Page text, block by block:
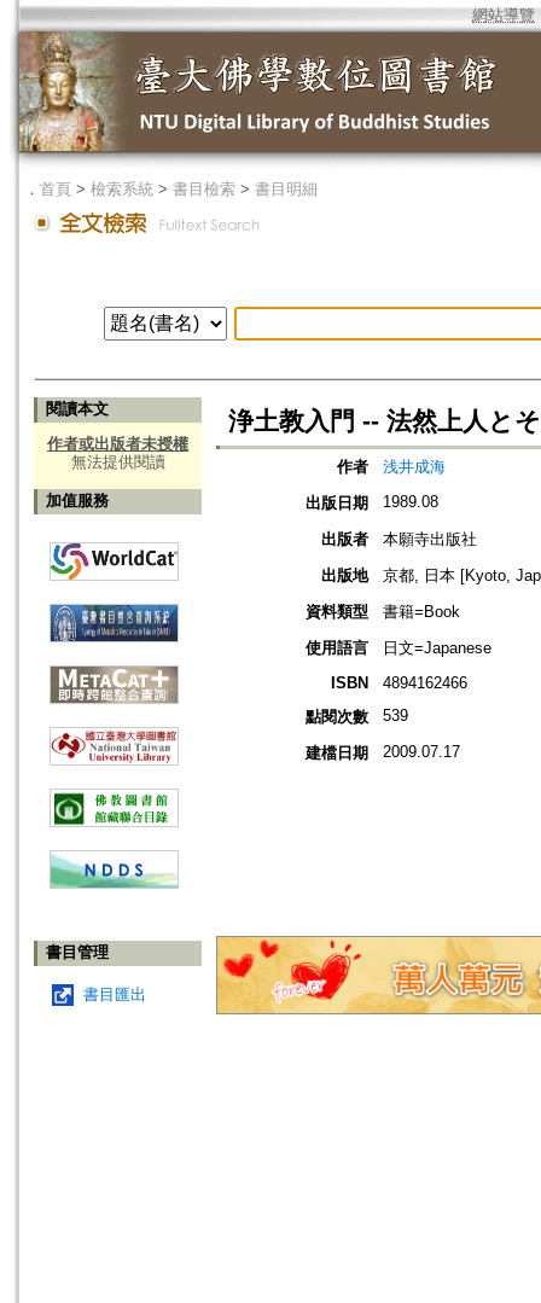
網站導覽
． 首頁 > 檢索系統 > 書目檢索 > 書目明細
閱讀本文
作者或出版者未授權
無法提供閱讀
加值服務
書目管理
書目匯出
浄土教入門 -- 法然上人と
作者
浅井成海
出版日期
1989.08
出版者
本願寺出版社
出版地
京都, 日本 [Kyoto,
資料類型
書籍=Book
使用語言
日文=Japanese
ISBN
4894162466
點閱次數
539
建檔日期 2009.07.17